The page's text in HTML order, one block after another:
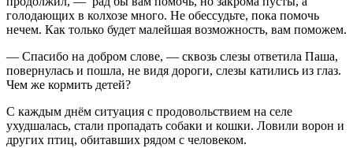
голодающих в колхозе много. Не обессудьте, пока помочь
нечем. Как только будет малейшая возможность, вам поможем.
— Спасибо на добром слове, — сквозь слезы ответила Паша,
повернулась и пошла, не видя дороги, слезы катились из глаз.
Чем же кормить детей?
С каждым днём ситуация с продовольствием на селе
ухудшалась, стали пропадать собаки и кошки. Ловили ворон и
других птиц, обитавших рядом с человеком.